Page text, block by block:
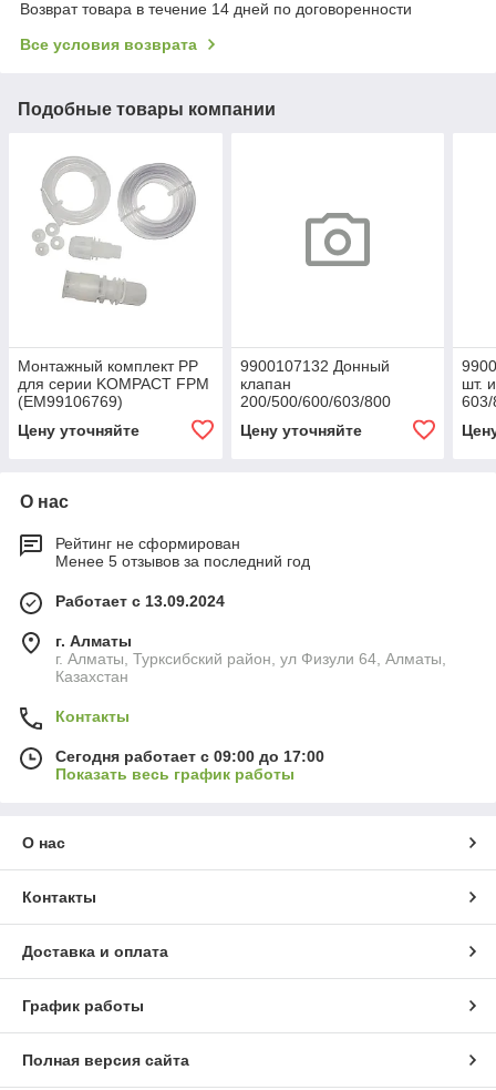
Возврат товара в течение 14 дней по договоренности
Все условия возврата
Подобные товары компании
Монтажный комплект PP
для серии KOMPACT FPM
(EM99106769)
Цену уточняйте
9900107132 Донный
клапан
200/500/600/603/800
PVDF-T/FPM (комплект из
3 шт)
Цену уточняйте
шт.
603/
О нас
Рейтинг не сформирован
Менее 5 отзывов за последний год
Работает с 13.09.2024
г. Алматы
г. Алматы, Турксибский район, ул Физули 64, Алматы,
Казахстан
Контакты
Сегодня работает с 09:00 до 17:00
Показать весь график работы
О нас
Контакты
Доставка и оплата
График работы
Полная версия сайта